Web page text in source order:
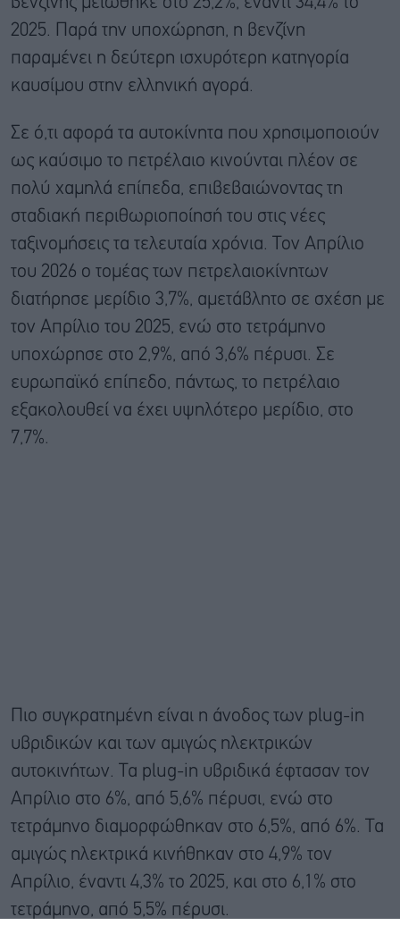
2025. Παρά την υποχώρηση, η βενζίνη
παραμένει η δεύτερη ισχυρότερη κατηγορία
καυσίμου στην ελληνική αγορά.
Σε ό,τι αφορά τα αυτοκίνητα που χρησιμοποιούν
ως καύσιμο το πετρέλαιο κινούνται πλέον σε
πολύ χαμηλά επίπεδα, επιβεβαιώνοντας τη
σταδιακή περιθωριοποίησή του στις νέες
ταξινομήσεις τα τελευταία χρόνια. Τον Απρίλιο
του 2026 ο τομέας των πετρελαιοκίνητων
διατήρησε μερίδιο 3,7%, αμετάβλητο σε σχέση με
τον Απρίλιο του 2025, ενώ στο τετράμηνο
υποχώρησε στο 2,9%, από 3,6% πέρυσι. Σε
ευρωπαϊκό επίπεδο, πάντως, το πετρέλαιο
εξακολουθεί να έχει υψηλότερο μερίδιο, στο
7,7%.
Πιο συγκρατημένη είναι η άνοδος των plug-in
υβριδικών και των αμιγώς ηλεκτρικών
αυτοκινήτων. Τα plug-in υβριδικά έφτασαν τον
Απρίλιο στο 6%, από 5,6% πέρυσι, ενώ στο
τετράμηνο διαμορφώθηκαν στο 6,5%, από 6%. Τα
αμιγώς ηλεκτρικά κινήθηκαν στο 4,9% τον
Απρίλιο, έναντι 4,3% το 2025, και στο 6,1% στο
τετράμηνο, από 5,5% πέρυσι.